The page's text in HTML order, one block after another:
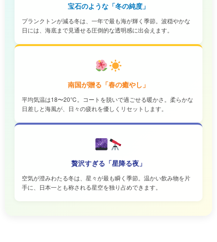
宝石のような「冬の純度」
プランクトンが減る冬は、一年で最も海が輝く季節。波穏やかな
日には、海底まで見通せる圧倒的な透明感に出会えます。
南国が贈る「春の癒やし」
平均気温は18〜20℃。コートを脱いで過ごせる暖かさ。柔らかな
日差しと海風が、日々の疲れを優しくリセットします。
贅沢すぎる「星降る夜」
空気が澄みわたる冬は、星々が最も瞬く季節。温かい飲み物を片
手に、日本一とも称される星空を独り占めできます。